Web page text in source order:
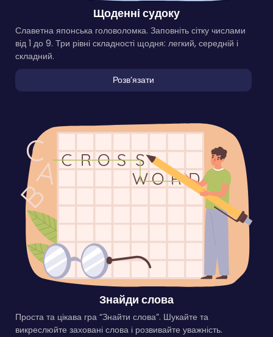
Щоденні судоку
Славетна японська головоломка. Заповніть сітку числами
від 1 до 9. Три рівні складності щодня: легкий, середній і
складний.
Розвʼязати
Знайди слова
Проста та цікава гра “Знайти слова”. Шукайте та
викреслюйте заховані слова і розвивайте уважність.